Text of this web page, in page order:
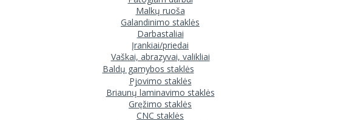
Malkų ruoša
Galandinimo staklės
Darbastaliai
Įrankiai/priedai
Vaškai, abrazyvai, valikliai
Baldų gamybos staklės
Pjovimo staklės
Briaunų laminavimo staklės
Gręžimo staklės
CNC staklės